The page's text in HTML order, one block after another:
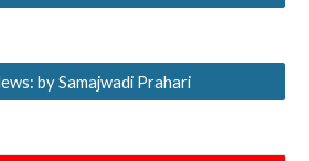
by Samajwadi Prahari